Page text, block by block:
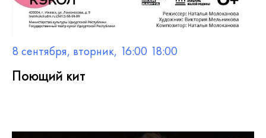
8 сентября, вторник, 16:00 18:00
Поющий кит